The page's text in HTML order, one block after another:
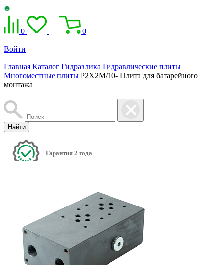
0 0
Войти
Главная Каталог Гидравлика Гидравлические плиты
Многоместные плиты P2X2M/10- Плита для батарейного
монтажа
Найти
Гарантия 2 года